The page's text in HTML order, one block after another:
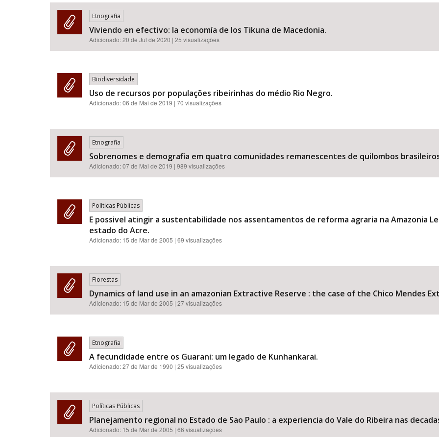
Etnografia
Viviendo en efectivo: la economía de los Tikuna de Macedonia.
Adicionado:20 de Jul de 2020 | 25 visualizações
Biodiversidade
Uso de recursos por populações ribeirinhas do médio Rio Negro.
Adicionado:06 de Mai de 2019 | 70 visualizações
Etnografia
Sobrenomes e demografia em quatro comunidades remanescentes de quilombos
Adicionado:07 de Mai de 2019 | 989 visualizações
Políticas Públicas
E possivel atingir a sustentabilidade nos assentamentos de reforma agraria na Amazonia
estado do Acre.
Adicionado: 15 de Mar de 2005 | 69 visualizações
Florestas
Dynamics of land use in an amazonian Extractive Reserve : the case of the Chico Mendes
Adicionado: 15 de Mar de 2005 | 27 visualizações
Etnografia
A fecundidade entre os Guarani: um legado de Kunhankarai.
Adicionado:27 de Mar de 1990 | 25 visualizações
Políticas Públicas
Planejamento regional no Estado de Sao Paulo : a experiencia do Vale do Ribeira nas
Adicionado: 15 de Mar de 2005 | 66 visualizações